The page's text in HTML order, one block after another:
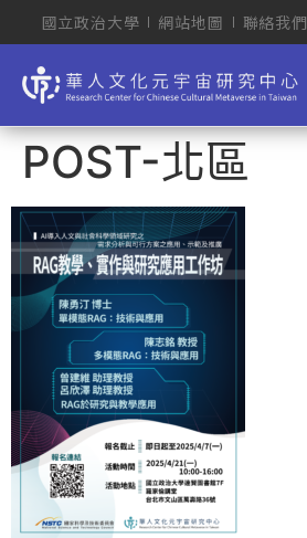
國立政治大學 網站地圖 聯絡我們
POST-北區